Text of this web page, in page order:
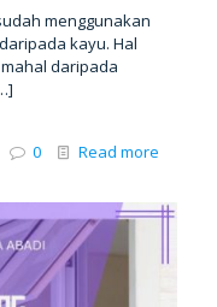
menggunakan
kayu. Hal
daripada
0 Read more